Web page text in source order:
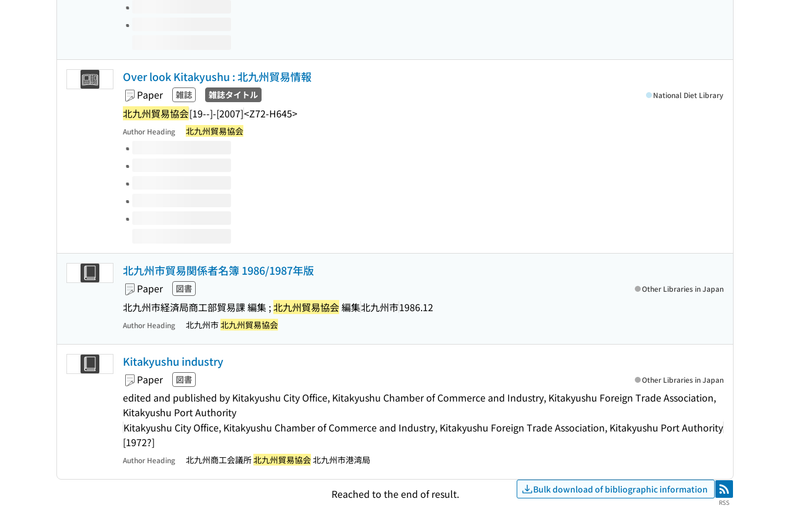
Over look Kitakyushu : 北九州貿易情報
Paper 雑誌 雑誌タイトル
北九州貿易協会[19--]-[2007]<Z72-H645>
National Diet Library
Author Heading 北九州貿易協会
Volumes of this title
北九州市貿易関係者名簿 1986/1987年版
Paper 図書
北九州市経済局商工部貿易課 編集 ;北九州貿易協会編集北九州市1986.12
Other Libraries in Japan
Author Heading 北九州市北九州貿易協会
Kitakyushu industry
Paper 図書
edited and published by Kitakyushu City Office, Kitakyushu Chamber of Commerce and Industry, Kitakyushu Foreign Trade Association,
Kitakyushu Port Authority
Kitakyushu City Office, Kitakyushu Chamber of Commerce and Industry, Kitakyushu Foreign Trade Association, Kitakyushu Port Authority
[1972?]
Other Libraries in Japan
Author Heading 北九州商工会議所北九州貿易協会北九州市港湾局
Reached to the end of result. Bulk download of bibliographic information RSS
RSS